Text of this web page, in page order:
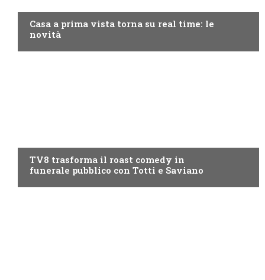
Casa a prima vista torna su real time: le
novità
TV8 trasforma il roast comedy in
funerale pubblico con Totti e Saviano